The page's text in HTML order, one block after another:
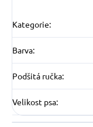
Kategorie:
Barva:
Podšitá ručka:
Velikost psa: